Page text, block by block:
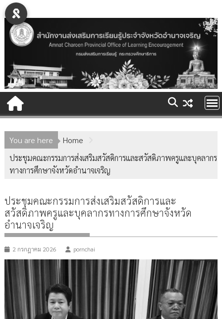
Skip
to
content
You are here
Home
ประชุมคณะกรรมการส่งเสริมสวัสดิการและสวัสดิภาพครูและบุคลากร
ทางการศึกษาจังหวัดอำนาจเจริญ
ประชุมคณะกรรมการส่งเสริมสวัสดิการและ
สวัสดิภาพครูและบุคลากรทางการศึกษาจังหวัด
อำนาจเจริญ
2 กรกฎาคม 2026 pornchai